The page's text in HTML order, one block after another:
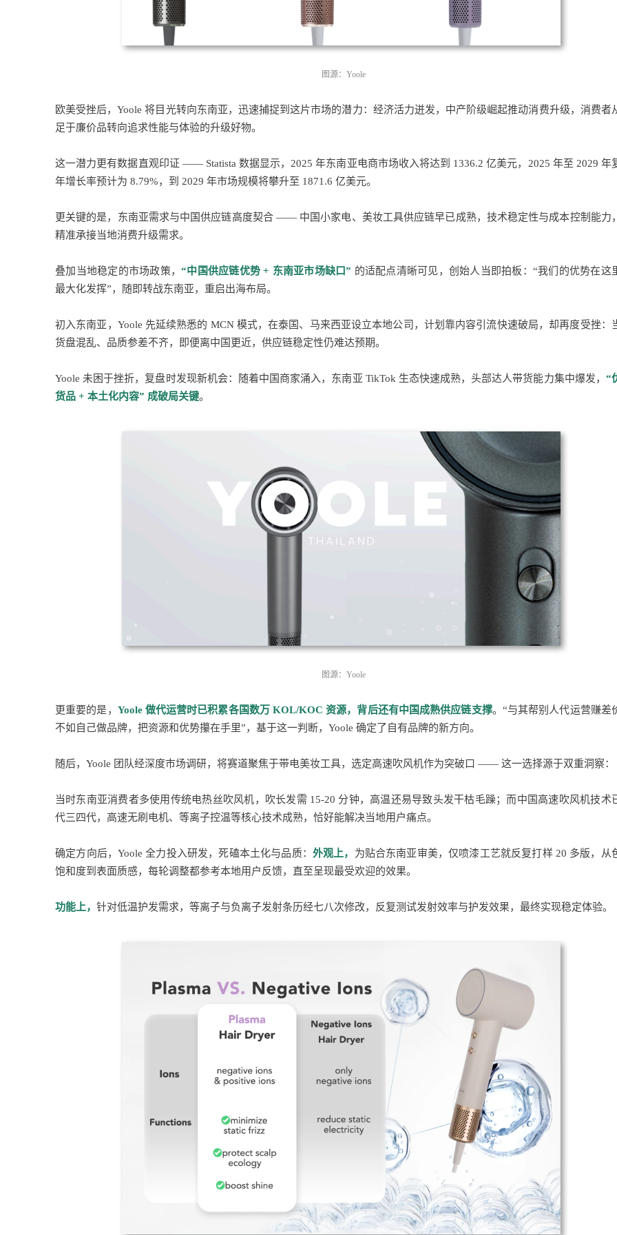
图源：Yoole
欧美受挫后，Yoole 将目光转向东南亚，迅速捕捉到这片市场的潜力：经济活力迸发，中产阶级崛起推动消费升级，消费者
足于廉价品转向追求性能与体验的升级好物。
这一潜力更有数据直观印证 —— Statista 数据显示，2025 年东南亚电商市场收入将达到 1336.2 亿美元，2025 年至 2029 年
年增长率预计为 8.79%，到 2029 年市场规模将攀升至 1871.6 亿美元。
更关键的是，东南亚需求与中国供应链高度契合 —— 中国小家电、美妆工具供应链早已成熟，技术稳定性与成本控制能力
精准承接当地消费升级需求。
叠加当地稳定的市场政策， “中国供应链优势 + 东南亚市场缺口” 的适配点清晰可见，创始人当即拍板：“我们的优势在这
最大化发挥”，随即转战东南亚，重启出海布局。
初入东南亚，Yoole 先延续熟悉的 MCN 模式，在泰国、马来西亚设立本地公司，计划靠内容引流快速破局，却再度受挫：
货盘混乱、品质参差不齐，即便离中国更近，供应链稳定性仍难达预期。
Yoole 未困于挫折，复盘时发现新机会：随着中国商家涌入，东南亚 TikTok 生态快速成熟，头部达人带货能力集中爆发， “
货品 + 本土化内容” 成破局关键。
图源：Yoole
更重要的是， Yoole 做代运营时已积累各国数万 KOL/KOC资源，背后还有中国成熟供应链支撑。“与其帮别人代运营赚差
不如自己做品牌，把资源和优势攥在手里”，基于这一判断，Yoole 确定了自有品牌的新方向。
随后，Yoole 团队经深度市场调研，将赛道聚焦于带电美妆工具，选定高速吹风机作为突破口 —— 这一选择源于双重洞察：
当时东南亚消费者多使用传统电热丝吹风机，吹长发需 15-20 分钟，高温还易导致头发干枯毛躁；而中国高速吹风机技术
代三四代，高速无刷电机、等离子控温等核心技术成熟，恰好能解决当地用户痛点。
确定方向后，Yoole 全力投入研发，死磕本土化与品质： 外观上， 为贴合东南亚审美，仅喷漆工艺就反复打样 20 多版，从
饱和度到表面质感，每轮调整都参考本地用户反馈，直至呈现最受欢迎的效果。
功能上， 针对低温护发需求，等离子与负离子发射条历经七八次修改，反复测试发射效率与护发效果，最终实现稳定体验。